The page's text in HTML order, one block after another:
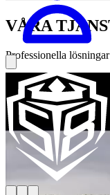
VÅRA
Professionella